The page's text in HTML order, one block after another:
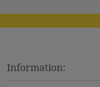
Information: